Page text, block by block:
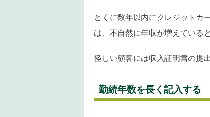
とくに数年以内にクレジットカ
は、不自然に年収が増えている
怪しい顧客には収入証明書の提
勤続年数を長く記入する